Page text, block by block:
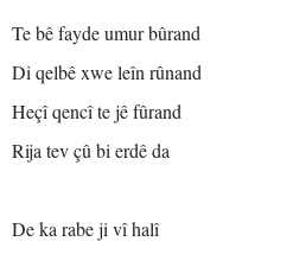
Te bê fayde umur bûrand
Di qelbê xwe leîn rûnand
Heçî qencî te jê fûrand
Rija tev çû bi erdê da
De ka rabe ji vî halî